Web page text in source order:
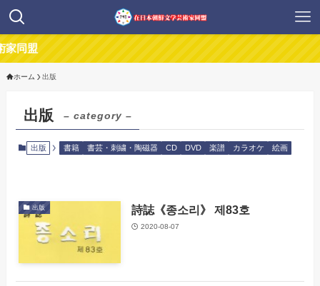
盟
ホーム 出版
出版 – category –
出版 書籍 書芸・刺繍・陶磁器 CD DVD 楽譜 カラオケ 絵画
出版 詩誌《종소리》 제83호
2020-08-07